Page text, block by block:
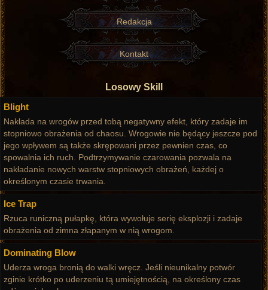
Redakcja
Kontakt
Losowy Skill
Blight
Nakłada na wrogów przed tobą negatywny efekt, który zadaje im
stopniowo obrażenia od chaosu. Wrogowie nie będący jeszcze pod
jego wpływem są także skrępowani przez pewnien czas, co
spowalnia ich ruch. Podtrzymywanie czarowania pozwala na
nakładanie nowych warstw stopniowych obrażeń, każdej o
określonym czasie trwania.
Ice Trap
Rzuca runiczną pułapkę, która wywołuje serię eksplozji i zadaje
obrażenia od zimna złapanym w nią wrogom.
Dominating Blow
Uderza wroga bronią do walki wręcz. Jeśli nieunikalny potwór
zginie krótko po uderzeniu tą umiejętnością, na określony czas